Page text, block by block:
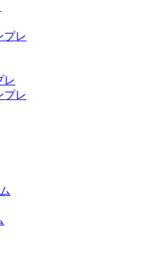
プレ
レ
プレ